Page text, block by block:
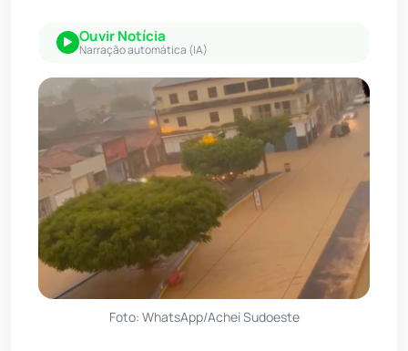
Ouvir Notícia
Narração automática (IA)
Foto: WhatsApp/Achei Sudoeste